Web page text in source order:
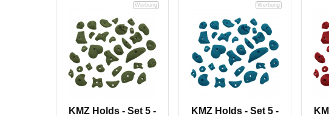
KMZ Holds - Set 5 -
KMZ Holds - Set 5 -